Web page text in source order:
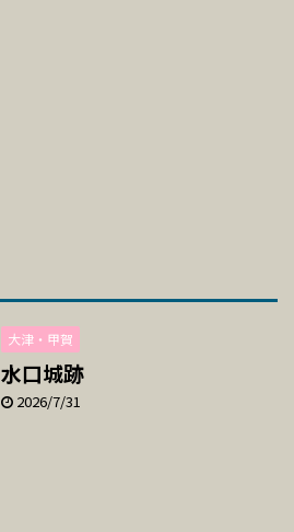
大津・甲賀
水口城跡
2026/7/31